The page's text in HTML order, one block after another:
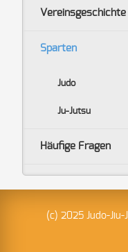
Vereinsgeschichte
Sparten
Judo
Ju-Jutsu
Häufige Fragen
(c) 2025 Judo-Jiu-